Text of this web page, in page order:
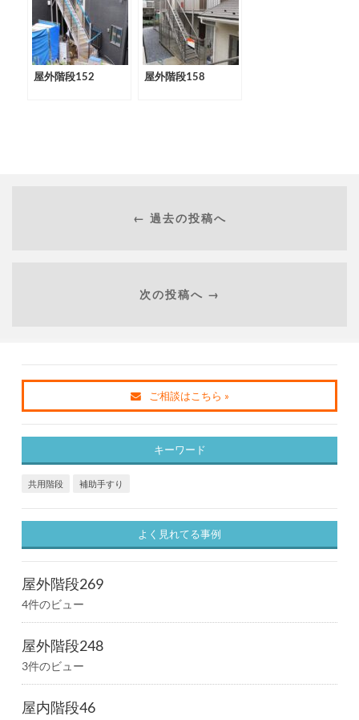
屋外階段152 屋外階段158
← 過去の投稿へ
次の投稿へ →
ご相談はこちら »
キーワード
共用階段 補助手すり
よく見れてる事例
屋外階段269
4件のビュー
屋外階段248
3件のビュー
屋内階段46